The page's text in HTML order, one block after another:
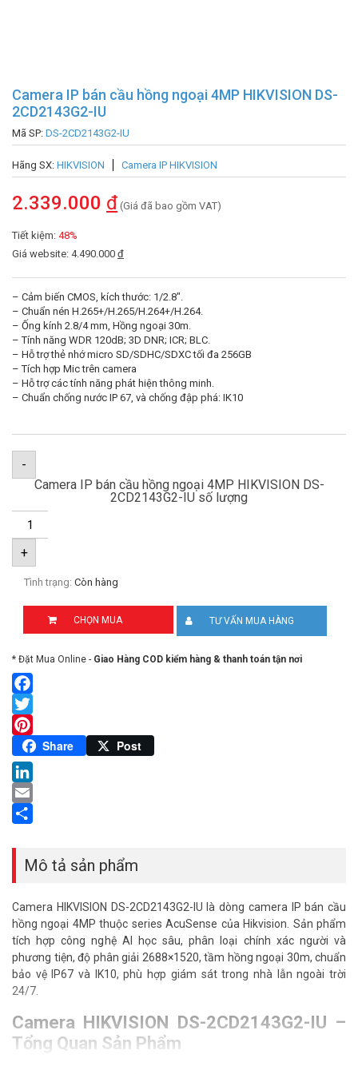
Camera IP bán cầu hồng ngoại 4MP HIKVISION DS-
2CD2143G2-IU
Mã SP: DS-2CD2143G2-IU
Hãng SX: HIKVISION Camera IP HIKVISION
2.339.000 đ (Giá đã bao gồm VAT)
Tiết kiệm: 48%
Giá website: 4.490.000 đ
– Cảm biến CMOS, kích thước: 1/2.8″.
– Chuẩn nén H.265+/H.265/H.264+/H.264.
– Ống kính 2.8/4 mm, Hồng ngoại 30m.
– Tính năng WDR 120dB; 3D DNR; ICR; BLC.
– Hỗ trợ thẻ nhớ micro SD/SDHC/SDXC tối đa 256GB
– Tích hợp Mic trên camera
– Hỗ trợ các tính năng phát hiện thông minh.
– Chuẩn chống nước IP 67, và chống đập phá: IK10
-
Camera IP bán cầu hồng ngoại 4MP HIKVISION DS-
2CD2143G2-IU số lượng
+
Tình trạng: Còn hàng
CHỌN MUA TƯ VẤN MUA HÀNG
* Đặt Mua Online - Giao Hàng COD kiểm hàng & thanh toán tận nơi
Facebook
Twitter
Pinterest
Share Post
LinkedIn
Email
Mô tả sản phẩm
Camera HIKVISION DS-2CD2143G2-IU là dòng camera IP bán cầu
hồng ngoại 4MP thuộc series AcuSense của Hikvision. Sản phẩm
tích hợp công nghệ AI học sâu, phân loại chính xác người và
phương tiện, độ phân giải 2688×1520, tầm hồng ngoại 30m, chuẩn
bảo vệ IP67 và IK10, phù hợp giám sát trong nhà lẫn ngoài trời
24/7.
Camera HIKVISION DS-2CD2143G2-IU –
Tổng Quan Sản Phẩm